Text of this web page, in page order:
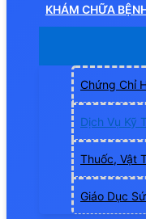
KHÁM CHỮA
Chứng Chỉ
Dịch Vụ Kỹ
Thuốc, Vật
Giáo Dục